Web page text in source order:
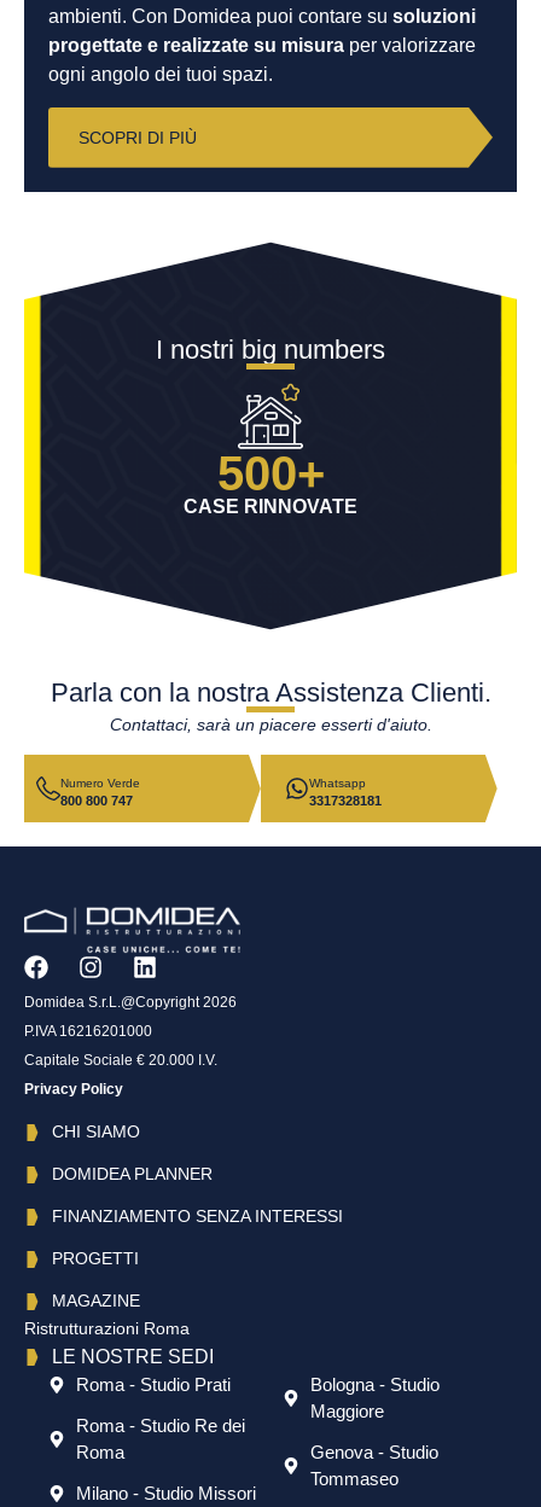
ambienti. Con Domidea puoi contare su soluzioni
progettate e realizzate su misura per valorizzare
ogni angolo dei tuoi spazi.
SCOPRI DI PIÙ
I nostri big numbers
500+
CASE RINNOVATE
Parla con la nostra Assistenza Clienti.
Contattaci, sarà un piacere esserti d'aiuto.
Numero Verde
800 800 747
Whatsapp
3317328181
Domidea S.r.L.@Copyright 2026
P.IVA 16216201000
Capitale Sociale € 20.000 I.V.
Privacy Policy
CHI SIAMO
DOMIDEA PLANNER
FINANZIAMENTO SENZA INTERESSI
PROGETTI
MAGAZINE
Ristrutturazioni Roma
LE NOSTRE SEDI
Roma - Studio Prati
Roma - Studio Re dei
Roma
Milano - Studio Missori
Bologna - Studio
Maggiore
Genova - Studio
Tommaseo